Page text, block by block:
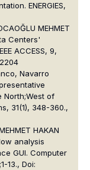
ENERGIES,
MEHMET
Centers'
ACCESS, 9,
Navarro
North;West of
31(1), 348-360.,
HAKAN
analysis
GUI. Computer
13., Doi: